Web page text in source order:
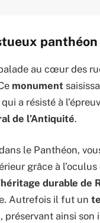
panthéon
au cœur des
monument
a résisté à
de l’Antiquité.
le Panthéon,
grâce à
durable de
Autrefois il fut un
, préservant ainsi